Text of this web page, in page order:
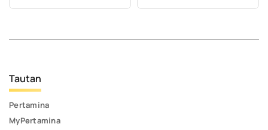
Tautan
Pertamina
MyPertamina